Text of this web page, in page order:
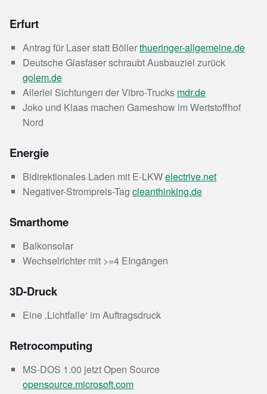
Erfurt
Antrag für Laser statt Böllerthueringer-allgemeine.de
Deutsche Glasfaser schraubt Ausbauziel zurück
golem.de
Allerlei Sichtungen der Vibro-Trucks mdr.de
Joko und Klaas machen Gameshow im Wertstoffhof
Nord
Energie
Bidirektionales Laden mit E-LKWelectrive.net
Negativer-Strompreis-Tagcleanthinking.de
Smarthome
Balkonsolar
Wechselrichter mit >=4 EIngängen
3D-Druck
Eine ‚Lichtfalle‘ im Auftragsdruck
Retrocomputing
MS-DOS 1.00 jetzt Open Source
opensource.microsoft.com